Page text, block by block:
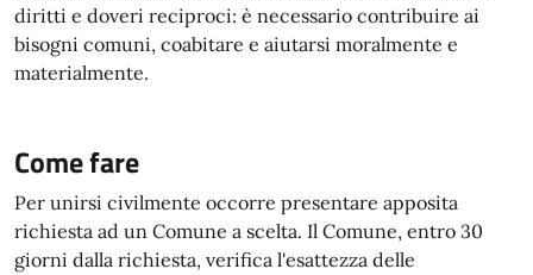
diritti e doveri reciproci: è necessario contribuire ai
bisogni comuni, coabitare e aiutarsi moralmente e
materialmente.
Come fare
Per unirsi civilmente occorre presentare apposita
richiesta ad un Comune a scelta. Il Comune, entro 30
giorni dalla richiesta, verifica l'esattezza delle